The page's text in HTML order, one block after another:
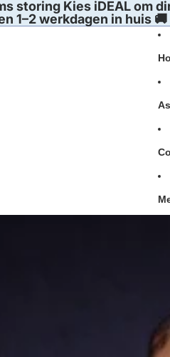
storing Kies iDEAL om
1–2 werkdagen in huis 🚚